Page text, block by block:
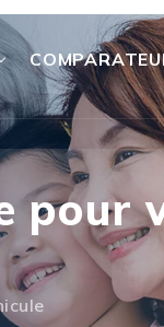
pour